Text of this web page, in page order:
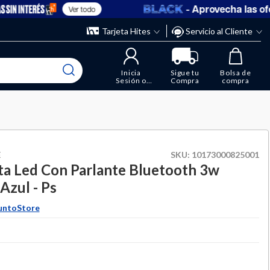
Ver todo - Aprovecha las
Servicio al Cliente
Tarjeta Hites
Inicia
Sesión o
Regístrate
Sigue tu
Compra
Bolsa de
compra
y elimina los que ya no necesitas.
SKU: 10173000825001
Led Con Parlante Bluetooth 3w
- Ps
from